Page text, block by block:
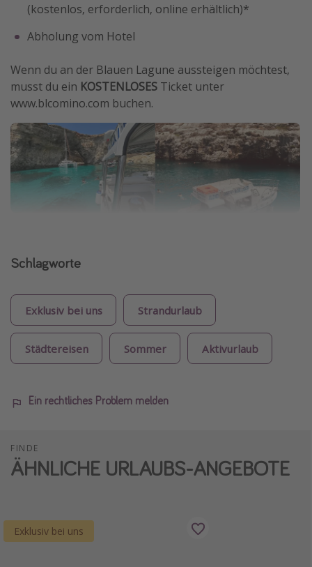
(kostenlos, erforderlich, online erhältlich)*
Abholung vom Hotel
Wenn du an der Blauen Lagune aussteigen möchtest,
musst du ein KOSTENLOSES Ticket unter
www.blcomino.com buchen.
Schlagworte
Exklusiv bei uns Strandurlaub
Städtereisen Sommer Aktivurlaub
Ein rechtliches Problem melden
FINDE
ÄHNLICHE URLAUBS-ANGEBOTE
Exklusiv bei uns